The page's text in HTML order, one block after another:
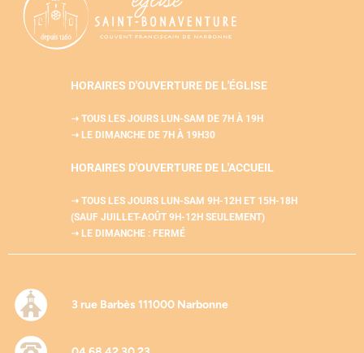
HORAIRES D'OUVERTURE DE L'ÉGLISE
➝ TOUS LES JOURS LUN-SAM DE 7H À 19H
➝ LE DIMANCHE DE 7H À 19H30
HORAIRES D'OUVERTURE DE L'ACCUEIL
➝ TOUS LES JOURS LUN-SAM 9H-12H ET 15H-18H
(SAUF JUILLET-AOÛT 9H-12H SEULEMENT)
➝ LE DIMANCHE : FERMÉ
3 rue Barbès 111000 Narbonne